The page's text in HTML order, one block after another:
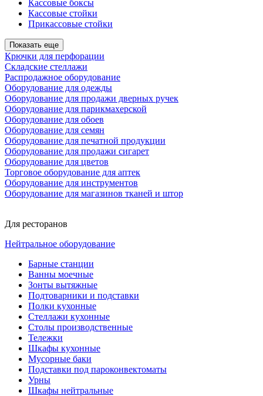
Кассовые боксы
Кассовые стойки
Прикассовые стойки
Показать еще
Крючки для перфорации
Складские стеллажи
Распродажное оборудование
Оборудование для одежды
Оборудование для продажи дверных ручек
Оборудование для парикмахерской
Оборудование для обоев
Оборудование для семян
Оборудование для печатной продукции
Оборудование для продажи сигарет
Оборудование для цветов
Торговое оборудование для аптек
Оборудование для инструментов
Оборудование для магазинов тканей и штор
Для ресторанов
Нейтральное оборудование
Барные станции
Ванны моечные
Зонты вытяжные
Подтоварники и подставки
Полки кухонные
Стеллажи кухонные
Столы производственные
Тележки
Шкафы кухонные
Мусорные баки
Подставки под пароконвектоматы
Урны
Шкафы нейтральные